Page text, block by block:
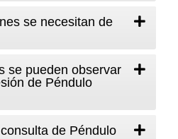
se necesitan de
se pueden observar
de Péndulo
de Péndulo